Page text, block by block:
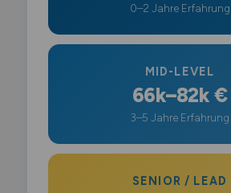
0–2 Jahre Erfahrung
MID-LEVEL
66k–82k €
3–5 Jahre Erfahrung
SENIOR / LEAD